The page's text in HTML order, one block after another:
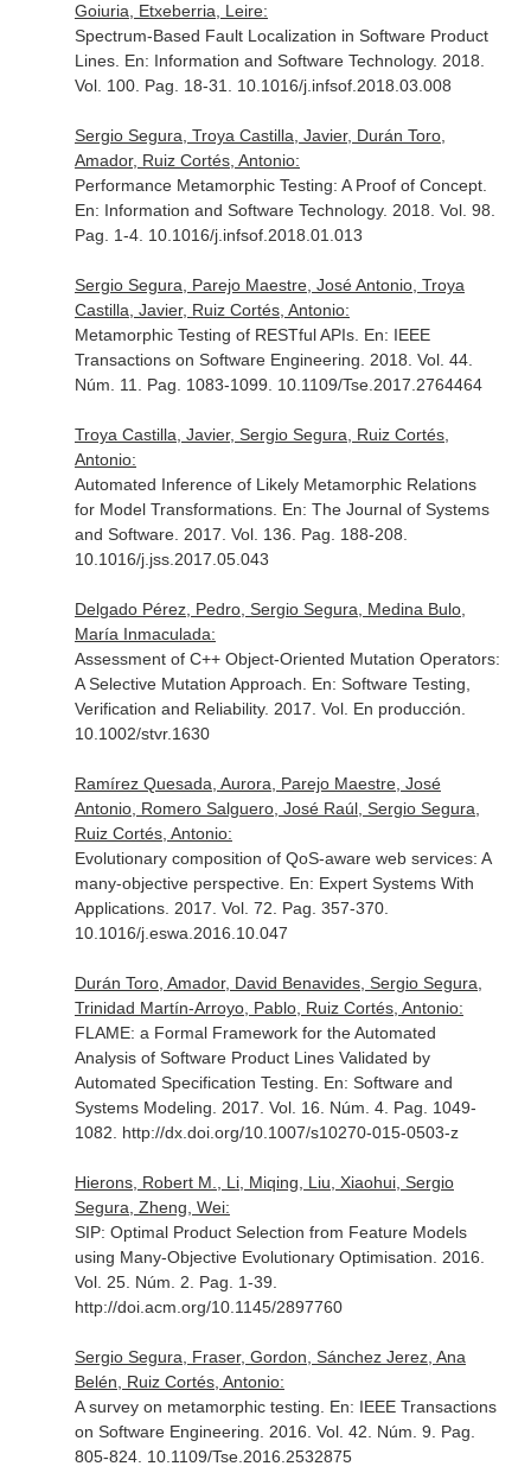
Goiuria, Etxeberria, Leire:
Spectrum-Based Fault Localization in Software Product
Lines. En: Information and Software Technology. 2018.
Vol. 100. Pag. 18-31. 10.1016/j.infsof.2018.03.008
Sergio Segura, Troya Castilla, Javier, Durán Toro,
Amador, Ruiz Cortés, Antonio:
Performance Metamorphic Testing: A Proof of Concept.
En: Information and Software Technology. 2018. Vol. 98.
Pag. 1-4. 10.1016/j.infsof.2018.01.013
Sergio Segura, Parejo Maestre, José Antonio, Troya
Castilla, Javier, Ruiz Cortés, Antonio:
Metamorphic Testing of RESTful APIs. En: IEEE
Transactions on Software Engineering . 2018. Vol. 44.
Núm. 11. Pag. 1083-1099. 10.1109/Tse.2017.2764464
Troya Castilla, Javier, Sergio Segura, Ruiz Cortés,
Antonio:
Automated Inference of Likely Metamorphic Relations
for Model Transformations. En: The Journal of Systems
and Software. 2017. Vol. 136. Pag. 188-208.
10.1016/j.jss.2017.05.043
Delgado Pérez, Pedro, Sergio Segura, Medina Bulo,
María Inmaculada:
Assessment of C++ Object-Oriented Mutation Operators:
A Selective Mutation Approach. En: Software Testing,
Verification and Reliability. 2017. Vol. En producción.
10.1002/stvr.1630
Ramírez Quesada, Aurora, Parejo Maestre, José
Antonio, Romero Salguero, José Raúl, Sergio Segura,
Ruiz Cortés, Antonio:
Evolutionary composition of QoS-aware web services: A
many-objective perspective. En: Expert Systems With
Applications. 2017. Vol. 72. Pag. 357-370.
10.1016/j.eswa.2016.10.047
Durán Toro, Amador, David Benavides, Sergio Segura,
Trinidad Martín-Arroyo, Pablo, Ruiz Cortés, Antonio:
FLAME: a Formal Framework for the Automated
Analysis of Software Product Lines Validated by
Automated Specification Testing. En: Software and
Systems Modeling . 2017. Vol. 16. Núm. 4. Pag. 1049-
1082. http://dx.doi.org/10.1007/s10270-015-0503-z
Hierons, Robert M., Li, Miqing, Liu, Xiaohui, Sergio
Segura, Zheng, Wei:
SIP: Optimal Product Selection from Feature Models
using Many-Objective Evolutionary Optimisation. 2016.
Vol. 25. Núm. 2. Pag. 1-39.
http://doi.acm.org/10.1145/2897760
Sergio Segura, Fraser, Gordon, Sánchez Jerez, Ana
Belén, Ruiz Cortés, Antonio:
A survey on metamorphic testing. En: IEEE Transactions
on Software Engineering . 2016. Vol. 42. Núm. 9. Pag.
805-824. 10.1109/Tse.2016.2532875